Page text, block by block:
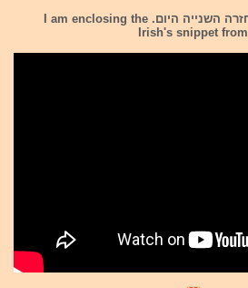
להלן הקדימון של אירלנד מהחזרה השנייה היום. I am enclosing the
Irish's snippet